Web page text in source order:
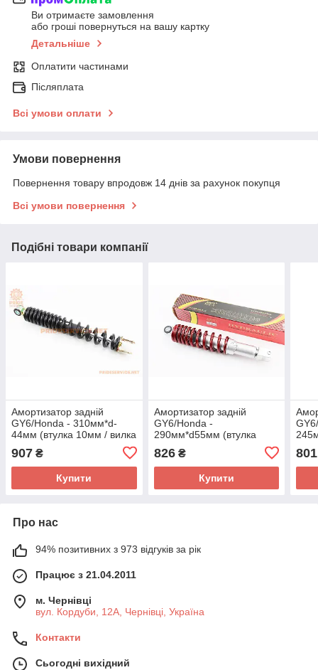
Ви отримаєте замовлення
або гроші повернуться на вашу картку
Детальніше
Оплатити частинами
Післяплата
Всі умови оплати
Умови повернення
Повернення товару впродовж 14 днів за рахунок покупця
Всі умови повернення
Подібні товари компанії
Амортизатор задній
GY6/Honda - 310мм*d-
44мм (втулка 10мм / вилка
пакування)
907 ₴
Купити
Амортизатор задній
GY6/Honda -
290мм*d55мм (втулка
10мм / вилка 8мм) регул.,
червоний
826₴
Купити
801
Про нас
94% позитивних з 973 відгуків за рік
Працює з 21.04.2011
м. Чернівці
вул. Кордуби, 12А, Чернівці, Україна
Контакти
Сьогодні вихідний